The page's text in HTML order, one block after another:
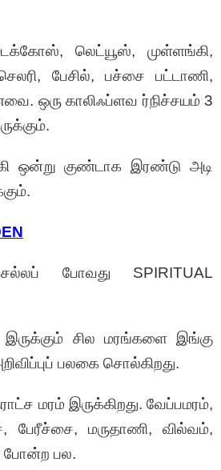
லெட்யூஸ், முள்ளங்கி,
பேசில், பச்சை பட்டாணி,
ஒரு காலிஃப்ளவ ர்நிச்சயம் 3
ஒன்று குண்டாக இரண்டு அடி
போவது SPIRITUAL
சில மரங்களை இங்கு
பலகை சொல்கிறது.
மரம் இருக்கிறது. வேப்பமரம்,
பேரீச்சை, மருதாணி, வில்வம்,
போன்ற பல.